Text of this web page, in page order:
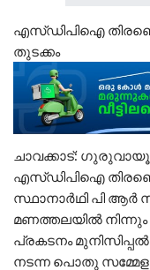
എസ്ഡിപിഐ
തുടക്കം
ചാവക്കാട്:
എസ്ഡിപിഐ
സ്ഥാനാര്‍ഥി പി ആര്‍
മണത്തലയില്‍ നിന്നും
പ്രകടനം
നടന്ന പൊതു